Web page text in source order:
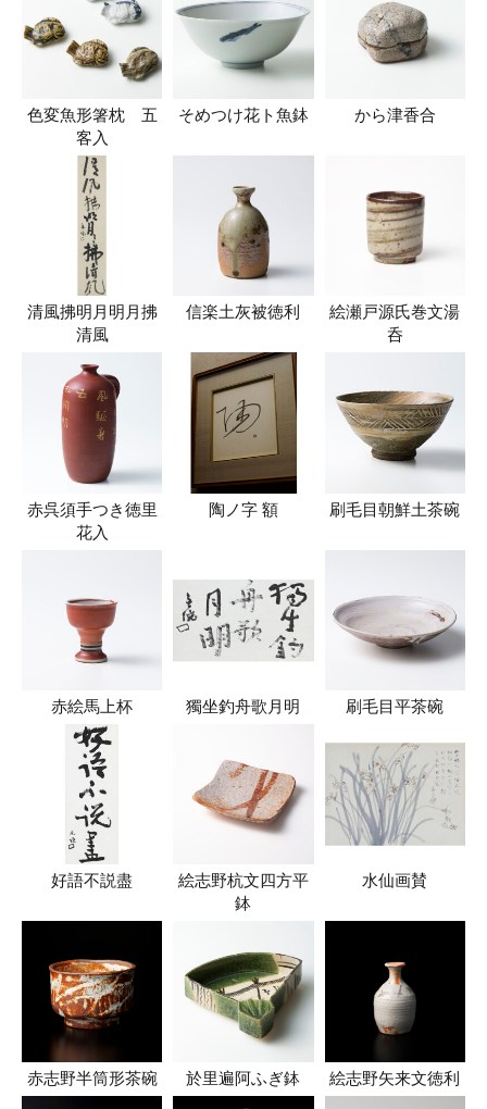
色変魚形箸枕 五
客入
そめつけ花ト魚鉢 から津香合
清風拂明月明月拂
清風
信楽土灰被徳利
絵瀬戸源氏巻文湯
呑
赤呉須手つき徳里
花入
陶ノ字 額 刷毛目朝鮮土茶碗
赤絵馬上杯 獨坐釣舟歌月明 刷毛目平茶碗
好語不説盡
絵志野杭文四方平
鉢
水仙画賛
赤志野半筒形茶碗 於里遍阿ふぎ鉢 絵志野矢来文徳利